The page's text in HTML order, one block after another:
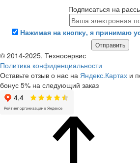
Подписаться на
Нажимая на кнопку, я принимаю
Отправить
© 2014-2025. Техносервис
Политика конфиденциальности
Оставьте отзыв о нас на Яндекс.Картах и
бонус 5% на следующий заказ